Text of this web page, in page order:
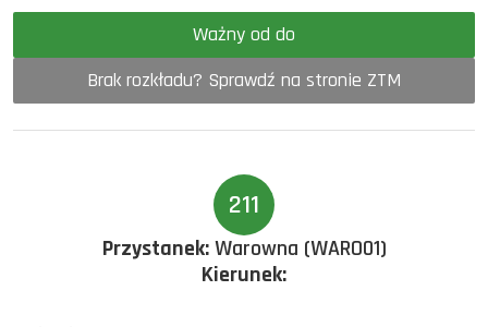
Ważny od do
Brak rozkładu? Sprawdź na stronie ZTM
211
Przystanek:Warowna (WARO01)
Kierunek: